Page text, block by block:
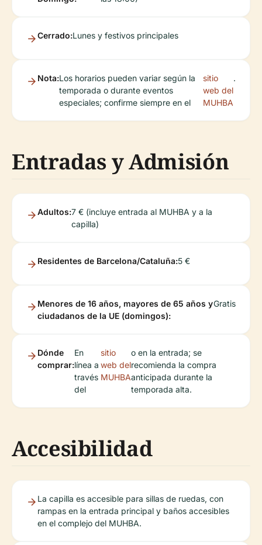
Cerrado:Lunes y festivos principales
Nota:Los horarios pueden variar según la
temporada o durante eventos
especiales; confirme siempre en el
sitio
web del
MUHBA
.
Entradas y Admisión
Adultos:7 € (incluye entrada al MUHBA y a la
capilla)
Residentes de Barcelona/Cataluña:5 €
Menores de 16 años, mayores de 65 años y
ciudadanos de la UE (domingos):
Gratis
Dónde
comprar:
En
línea a
través
del
sitio
web del
MUHBA
o en la entrada; se
recomienda la compra
anticipada durante la
temporada alta.
Accesibilidad
La capilla es accesible para sillas de ruedas, con
rampas en la entrada principal y baños accesibles
en el complejo del MUHBA.